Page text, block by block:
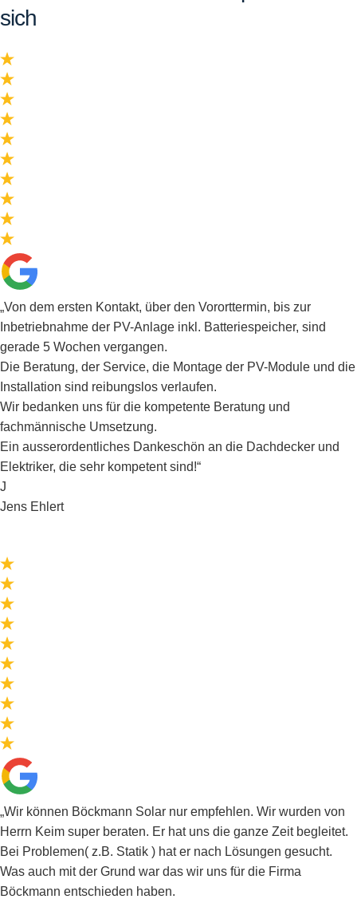
sich
„Von dem ersten Kontakt, über den Vororttermin, bis zur
Inbetriebnahme der PV-Anlage inkl. Batteriespeicher, sind
gerade 5 Wochen vergangen.
Die Beratung, der Service, die Montage der PV-Module und die
Installation sind reibungslos verlaufen.
Wir bedanken uns für die kompetente Beratung und
fachmännische Umsetzung.
Ein ausserordentliches Dankeschön an die Dachdecker und
Elektriker, die sehr kompetent sind!“
J
Jens Ehlert
„Wir können Böckmann Solar nur empfehlen. Wir wurden von
Herrn Keim super beraten. Er hat uns die ganze Zeit begleitet.
Bei Problemen( z.B. Statik ) hat er nach Lösungen gesucht.
Was auch mit der Grund war das wir uns für die Firma
Böckmann entschieden haben.